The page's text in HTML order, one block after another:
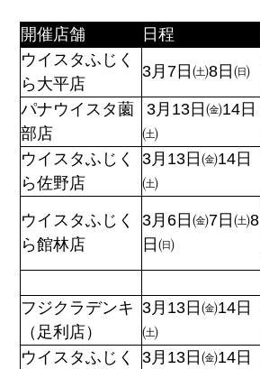
開催店舗 日程
ウイスタふじく
ら大平店
3月7日㈯8日㈰
パナウイスタ薗
部店
3月13日㈮14日
㈯
ウイスタふじく
ら佐野店
3月13日㈮14日
㈯
ウイスタふじく
ら館林店
3月6日㈮7日㈯8
日㈰
フジクラデンキ
（足利店）
3月13日㈮14日
㈯
ウイスタふじく
3月13日㈮14日